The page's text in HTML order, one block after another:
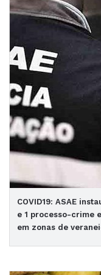
COVID19: ASAE
e 1 processo-crime
em zonas de